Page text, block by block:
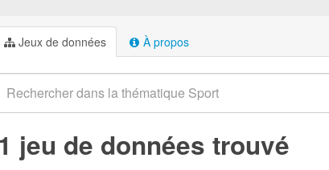
Jeux de données À propos
1 jeu de données trouvé